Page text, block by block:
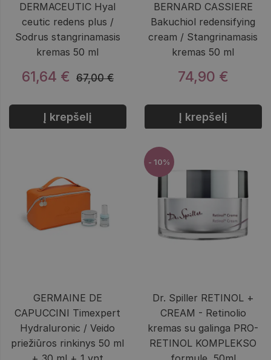
DERMACEUTIC Hyal
ceutic redens plus /
Sodrus stangrinamasis
kremas 50 ml
61,64 € 67,00 €
Į krepšelį
BERNARD CASSIERE
Bakuchiol redensifying
cream / Stangrinamasis
kremas 50 ml
74,90 €
Į krepšelį
GERMAINE DE
CAPUCCINI Timexpert
Hydraluronic / Veido
priežiūros rinkinys 50 ml
Dr. Spiller RETINOL +
CREAM - Retinolio
kremas su galinga PRO-
RETINOL KOMPLEKSO
- 10%